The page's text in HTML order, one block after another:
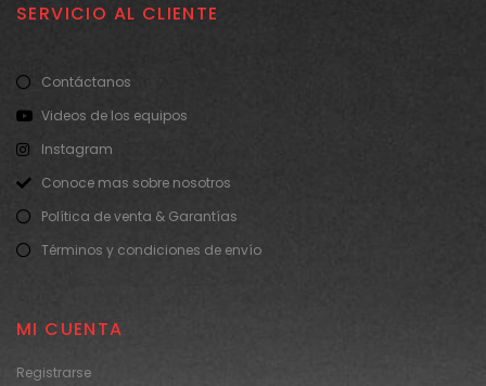
SERVICIO AL CLIENTE
Contáctanos
Videos de los equipos
Instagram
Conoce mas sobre nosotros
Política de venta & Garantías
Términos y condiciones de envío
MI CUENTA
Registrarse